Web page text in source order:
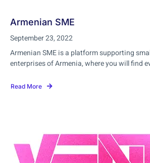
Armenian SME
September 23, 2022
Armenian SME is a platform supporting
enterprises of Armenia, where you will find
Read More